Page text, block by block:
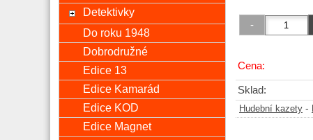
Cena:
Sklad:
Hudební kazety -
Detektivky
Do roku 1948
Dobrodružné
Edice 13
Edice Kamarád
Edice KOD
Edice Magnet